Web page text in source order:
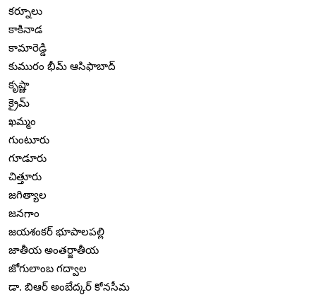
కర్నూలు
కాకినాడ
కామారెడ్డి
కుమురం భీమ్ ఆసిఫాబాద్
కృష్ణా
క్రైమ్
ఖమ్మం
గుంటూరు
గూడూరు
చిత్తూరు
జగిత్యాల
జనగాం
జయశంకర్ భూపాలపల్లి
జాతీయ అంతర్జాతీయ
జోగులాంబ గద్వాల
డా. బిఆర్ అంబేద్కర్ కోనసీమ